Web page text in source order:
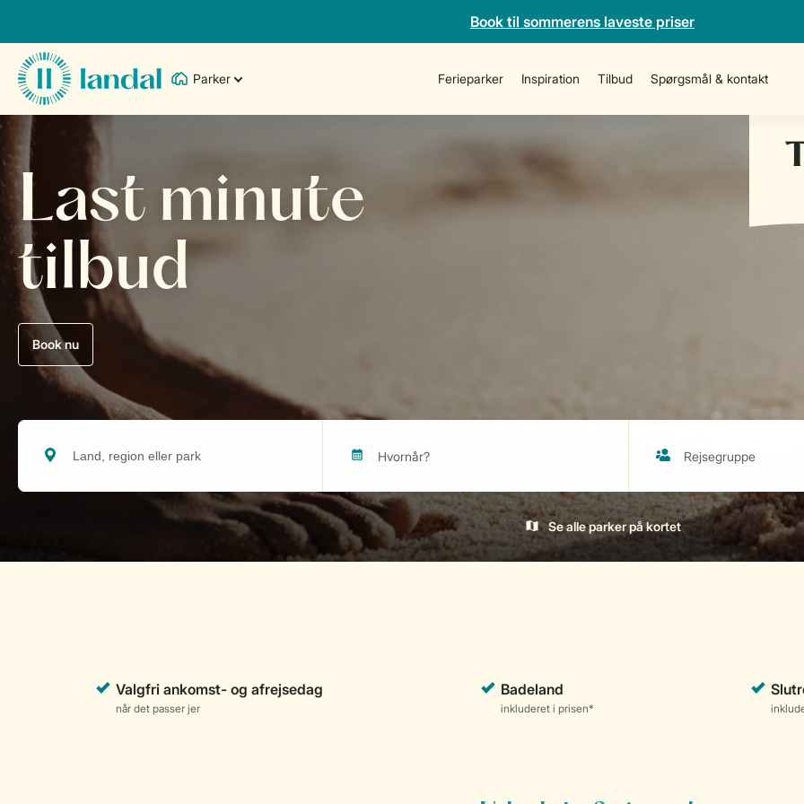
Book til sommerens laveste priser
Parker Ferieparker Inspiration Tilbud Spørgsmål & kontakt
Last minute
tilbud
Book nu
Se alle parker på kortet